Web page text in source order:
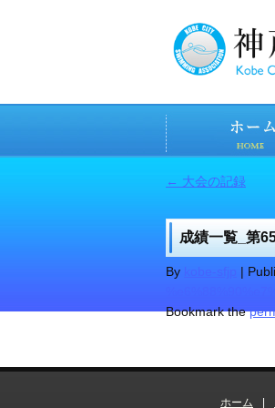
← 大会の記録
成績一覧_第
By kobe-sfjp |
Bookmark the
ホーム